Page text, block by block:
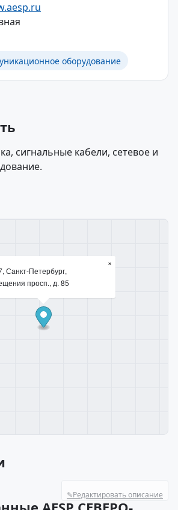
оборудование
сигнальные кабели, сетевое и
Санкт-Петербург,
просп., д. 85
×
✎Редактировать описание